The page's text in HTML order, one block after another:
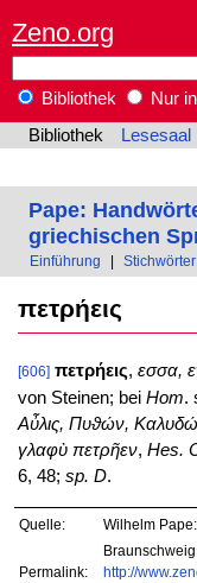
Zeno.org
Bibliothek
Nur
Bibliothek
Lesesaal
Pape:
griechischen
Einführung Stichwörter
πετρήεις
[606] πετρήεις, εσσα,
von Steinen; bei Hom.
Αὖλις, Πυϑών,
γλαφὺ πετρῆεν, Hes.
6, 48; sp. D.
Quelle:
Wilhelm
Braunschweig
Permalink:
http://